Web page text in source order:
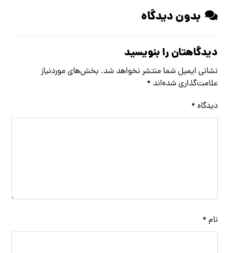
بدون دیدگاه
دیدگاهتان را بنویسید
نشانی ایمیل شما منتشر نخواهد شد. بخش‌های موردنیاز
علامت‌گذاری شده‌اند *
دیدگاه *
نام *